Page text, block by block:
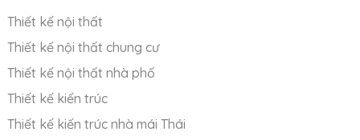
Thiết kế nội thất
Thiết kế nội thất chung cư
Thiết kế nội thất nhà phố
Thiết kế kiến trúc
Thiết kế kiến trúc nhà mái Thái